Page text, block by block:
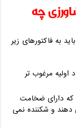
چه
به فاکتورهای زیر
اولیه مرغوب تر
که دارای ضخامت
دهند و شکننده نمی